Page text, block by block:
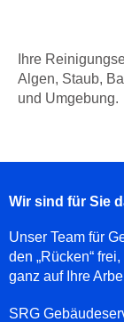
Ihre
Algen, Staub,
und Umgebung.
Wir sind für Sie
Unser Team für
den „Rücken“
ganz auf Ihre
SRG